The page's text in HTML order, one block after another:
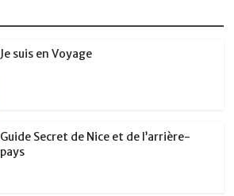
Je suis en Voyage
Guide Secret de Nice et de l’arrière-
pays